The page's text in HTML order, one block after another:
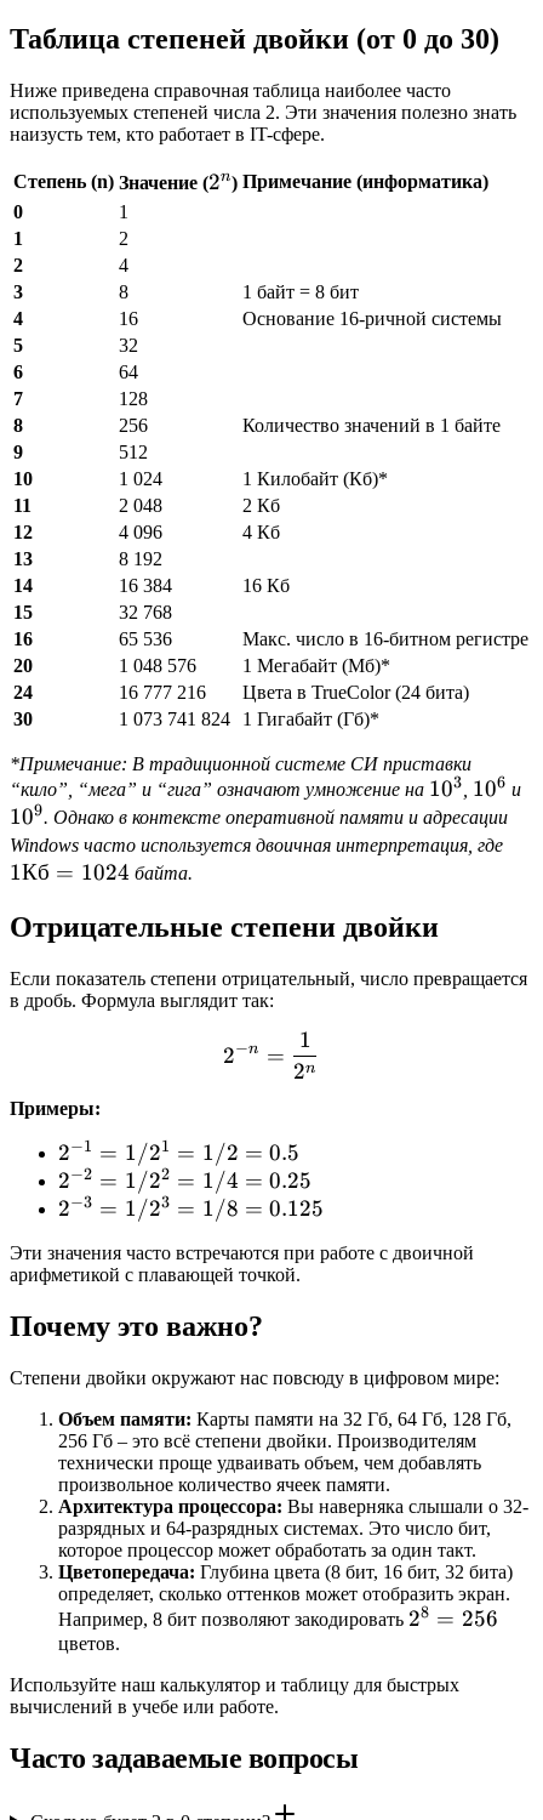
2
2 =
2 =
Таблица степеней двойки (от 0 до 30)
Ниже приведена справочная таблица наиболее часто
используемых степеней числа 2. Эти значения полезно знать
наизусть тем, кто работает в IT-сфере.
Степень (n) Значение (2^n
2n) Примечание (информатика)
0
1
1
2
2
4
3
8
1 байт = 8 бит
4
16
Основание 16-ричной системы
5
32
6
64
7
128
8
256
Количество значений в 1 байте
9
512
10
1 024
1 Килобайт (Кб)*
11
2 048
2 Кб
12
4 096
4 Кб
13
8 192
14
16 384
16 Кб
15
32 768
16
65 536
Макс. число в 16-битном регистре
20
1 048 576
1 Мегабайт (Мб)*
24
16 777 216
Цвета в TrueColor (24 бита)
30
1 073 741 824 1 Гигабайт (Гб)*
*Примечание: В традиционной системе СИ приставки
“кило”, “мега” и “гига” означают умножение на 10^3
103 10^6
106 и
109. Однако в контексте оперативной памяти и адресации
Windows часто используется двоичная интерпретация, где
1Кб = 1024 байта.
Отрицательные степени двойки
Если показатель степени отрицательный, число превращается
в дробь. Формула выглядит так:
2^{-n} = \frac{1}{2^n}
2−n =
2n
1
Примеры:
2^{-1}
= 1 /
2^1 =
= 0.5
2−1 = 1/21 = 1/2 = 0.5
2^{-2}
= 1 /
1 / 4
2−2 = 1/22 = 1/4 = 0.25
2^{-3}
2^3 =
=
0.125
2−3 = 1/23 = 1/8 = 0.125
Эти значения часто встречаются при работе с двоичной
арифметикой с плавающей точкой.
Почему это важно?
Степени двойки окружают нас повсюду в цифровом мире:
Объем памяти: Карты памяти на 32 Гб, 64 Гб, 128 Гб,
256 Гб – это всё степени двойки. Производителям
технически проще удваивать объем, чем добавлять
произвольное количество ячеек памяти.
Архитектура процессора: Вы наверняка слышали о 32-
разрядных и 64-разрядных системах. Это число бит,
которое процессор может обработать за один такт.
Цветопередача: Глубина цвета (8 бит, 16 бит, 32 бита)
определяет, сколько оттенков может отобразить экран.
Например, 8 бит позволяют закодировать 2^8
28 = 256
цветов.
Используйте наш калькулятор и таблицу для быстрых
вычислений в учебе или работе.
Часто задаваемые вопросы